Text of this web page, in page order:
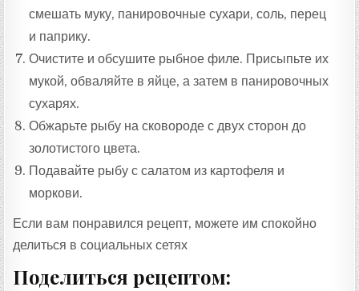
смешать муку, панировочные сухари, соль, перец
и паприку.
Очистите и обсушите рыбное филе. Присыпьте их
мукой, обваляйте в яйце, а затем в панировочных
сухарях.
Обжарьте рыбу на сковороде с двух сторон до
золотистого цвета.
Подавайте рыбу с салатом из картофеля и
моркови.
Если вам понравился рецепт, можете им спокойно
делиться в социальных сетях
Поделиться рецептом: